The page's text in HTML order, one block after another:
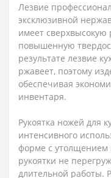
Лезвие
эксклюзивной
имеет
повышенную
результате лезвие
ржавеет, поэтому
обеспечивая
инвентаря.
Рукоятка ножей для
интенсивного
форме с утолщением
рукоятки не
длительной работы.